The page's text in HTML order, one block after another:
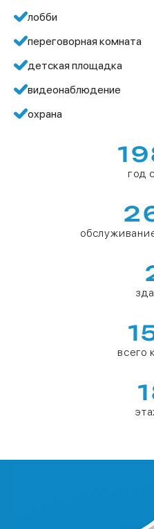
лобби
переговорная комната
детская площадка
видеонаблюдение
охрана
год
всего